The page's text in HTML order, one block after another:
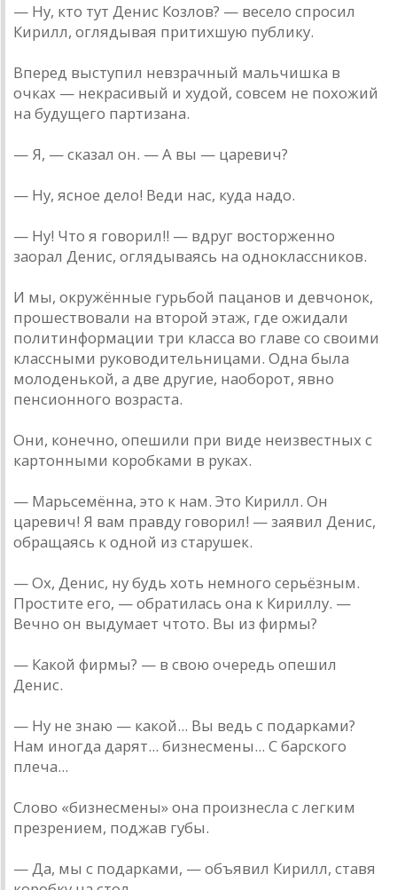
— Ну, кто тут Денис Козлов? — весело спросил
Кирилл, оглядывая притихшую публику.
Вперед выступил невзрачный мальчишка в
очках — некрасивый и худой, совсем не похожий
на будущего партизана.
— Я, — сказал он. — А вы — царевич?
— Ну, ясное дело! Веди нас, куда надо.
— Ну! Что я говорил!! — вдруг восторженно
заорал Денис, оглядываясь на одноклассников.
И мы, окружённые гурьбой пацанов и девчонок,
прошествовали на второй этаж, где ожидали
политинформации три класса во главе со своими
классными руководительницами. Одна была
молоденькой, а две другие, наоборот, явно
пенсионного возраста.
Они, конечно, опешили при виде неизвестных с
картонными коробками в руках.
— Марьсемённа, это к нам. Это Кирилл. Он
царевич! Я вам правду говорил! — заявил Денис,
обращаясь к одной из старушек.
— Ох, Денис, ну будь хоть немного серьёзным.
Простите его, — обратилась она к Кириллу. —
Вечно он выдумает что­то. Вы из фирмы?
— Какой фирмы? — в свою очередь опешил
Денис.
— Ну не знаю — какой... Вы ведь с подарками?
Нам иногда дарят... бизнесмены... С барского
плеча...
Слово «бизнесмены» она произнесла с легким
презрением, поджав губы.
— Да, мы с подарками, — объявил Кирилл, ставя